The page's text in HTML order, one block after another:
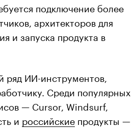
подключение более
архитекторов для
и запуска продукта в
ряд ИИ-инструментов,
Среди популярных
— Cursor, Windsurf,
и российские продукты —